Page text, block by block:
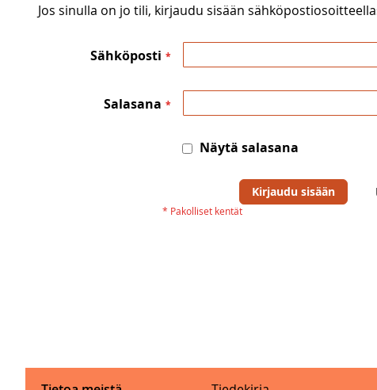
Jos sinulla on jo tili, kirjaudu sisään
Sähköposti
Salasana
Näytä salasana
Kirjaudu sisään